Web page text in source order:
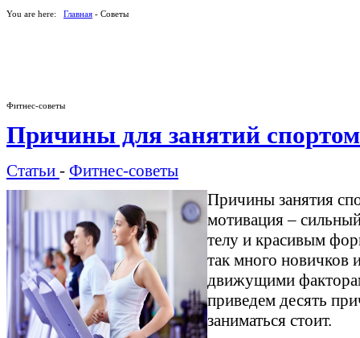
You are here: Главная - Советы
Фитнес-советы
Причины для занятий спортом
Статьи - Фитнес-советы
Причины занятия
мотивация –
телу и красивым
так много новичков
движущими
приведем десять
заниматься стоит.